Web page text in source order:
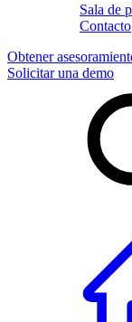
Sala de
Contacto
Obtener
Solicitar una demo